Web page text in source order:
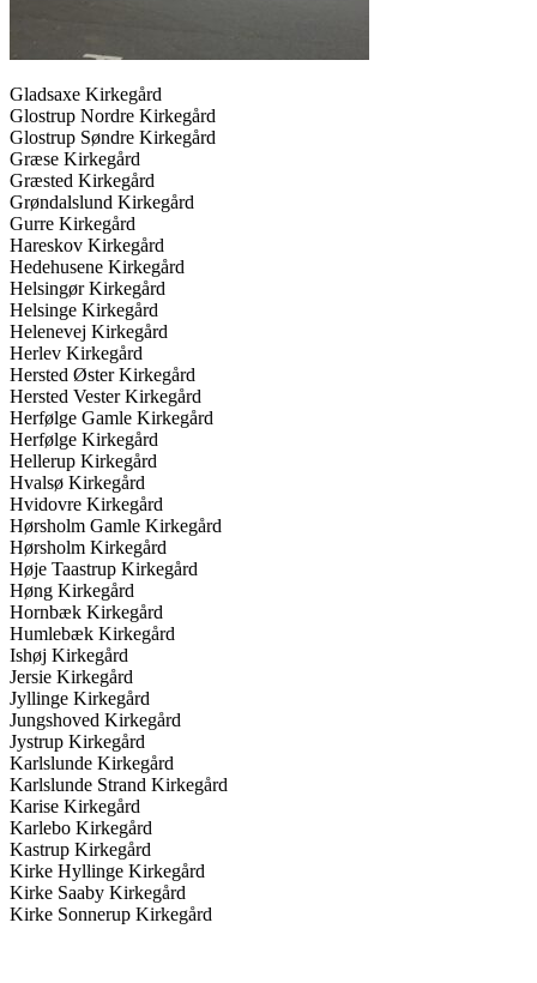
Gladsaxe Kirkegård
Glostrup Nordre Kirkegård
Glostrup Søndre Kirkegård
Græse Kirkegård
Græsted Kirkegård
Grøndalslund Kirkegård
Gurre Kirkegård
Hareskov Kirkegård
Hedehusene Kirkegård
Helsingør Kirkegård
Helsinge Kirkegård
Helenevej Kirkegård
Herlev Kirkegård
Hersted Øster Kirkegård
Hersted Vester Kirkegård
Herfølge Gamle Kirkegård
Herfølge Kirkegård
Hellerup Kirkegård
Hvalsø Kirkegård
Hvidovre Kirkegård
Hørsholm Gamle Kirkegård
Hørsholm Kirkegård
Høje Taastrup Kirkegård
Høng Kirkegård
Hornbæk Kirkegård
Humlebæk Kirkegård
Ishøj Kirkegård
Jersie Kirkegård
Jyllinge Kirkegård
Jungshoved Kirkegård
Jystrup Kirkegård
Karlslunde Kirkegård
Karlslunde Strand Kirkegård
Karise Kirkegård
Karlebo Kirkegård
Kastrup Kirkegård
Kirke Hyllinge Kirkegård
Kirke Saaby Kirkegård
Kirke Sonnerup Kirkegård